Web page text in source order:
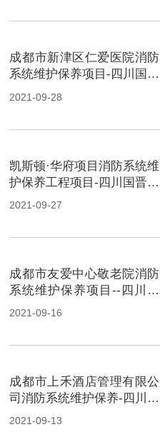
成都市新津区仁爱医院消防
系统维护保养项目-四川国晋
消防维保案例
2021-09-28
凯斯顿·华府项目消防系统维
护保养工程项目-四川国晋消
防维保案例
2021-09-27
成都市友爱中心敬老院消防
系统维护保养项目--四川国
晋消防维保案例
2021-09-16
成都市上禾酒店管理有限公
司消防系统维护保养-四川国
晋消防维保案例
2021-09-13